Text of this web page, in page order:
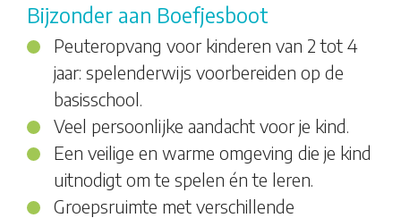
Bijzonder aan Boefjesboot
Peuteropvang voor kinderen van 2 tot 4
jaar: spelenderwijs voorbereiden op de
basisschool.
Veel persoonlijke aandacht voor je kind.
Een veilige en warme omgeving die je kind
uitnodigt om te spelen én te leren.
Groepsruimte met verschillende